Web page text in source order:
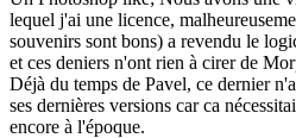
lequel j'ai une licence,
souvenirs sont bons) a revendu le
et ces deniers n'ont rien à cirer de
Déjà du temps de Pavel, ce dernier
ses dernières versions car ca
encore à l'époque.